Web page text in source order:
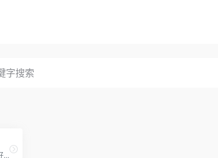
中国最好大学排名、中国最好学科排名、世界大学学术排名（中文版）世界一流学科排名、中国两岸四地大学排名是由软科（www.shanghairanking. cn）发布。是学生高考择校、出国留学和社会各界了解分析国内外大学办学状况的重要参考。